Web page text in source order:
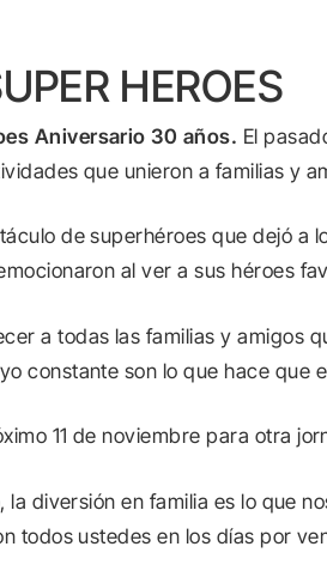
HEROES
Aniversario 30 años. El
que unieron a familias y
de superhéroes que dejó a
al ver a sus héroes
a todas las familias y amigos
constante son lo que hace que
11 de noviembre para otra
la diversión en familia es lo que
todos ustedes en los días por